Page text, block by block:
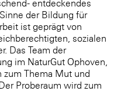
entdeckendes
der Bildung für
ist geprägt von
sozialen
Das Team der
im NaturGut Ophoven,
zum Thema Mut und
Proberaum wird zum